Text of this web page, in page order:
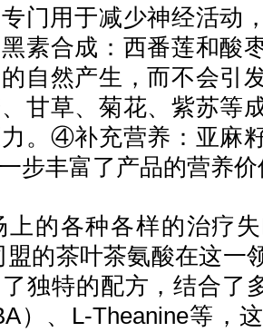
门用于减少神经活动
素合成：西番莲和酸
自然产生，而不会引
甘草、菊花、紫苏等
。④补充营养：亚麻
步丰富了产品的营养
各种各样的治疗失
盟的茶叶茶氨酸在这一
独特的配方，结合了
）、L-Theanine等，